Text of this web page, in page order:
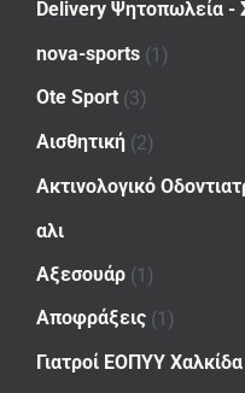
Delivery Ψητοπωλεία -
nova-sports (1)
Ote Sport (3)
Αισθητική (2)
Ακτινολογικό
αλι
Αξεσουάρ (1)
Αποφράξεις (1)
Γιατροί ΕΟΠΥΥ Χαλκίδα